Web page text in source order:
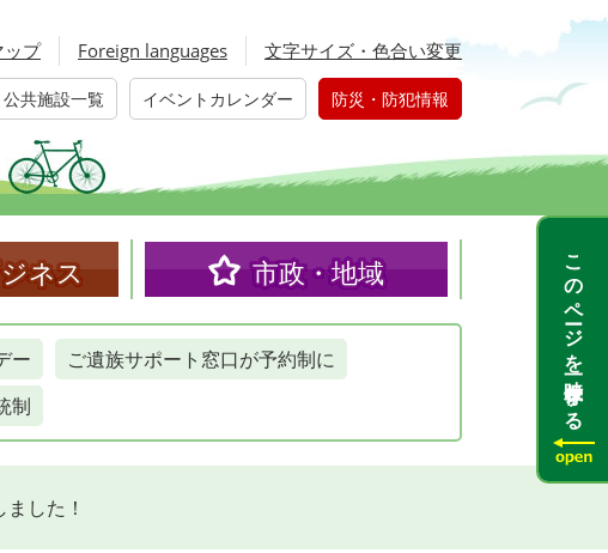
ップ Foreign languages 文字サイズ・色合い変更
公共施設一覧 イベントカレンダー 防災・防犯情報
ネス 市政・地域
ー
ご遺族サポート窓口が予約制に
制
した！
このページを一時保存する